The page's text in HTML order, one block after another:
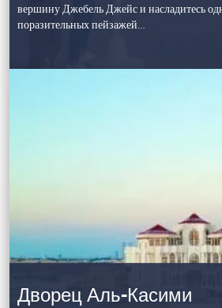
вершину Джебель Джейс и насладитесь
поразительных пейзажей…
Дворец Аль-Касими